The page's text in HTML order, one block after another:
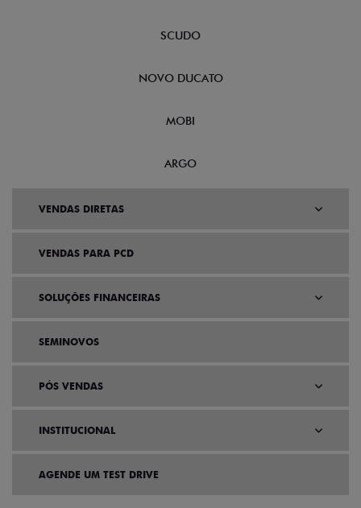
SCUDO
NOVO DUCATO
MOBI
ARGO
VENDAS DIRETAS
VENDAS PARA PCD
SOLUÇÕES FINANCEIRAS
SEMINOVOS
PÓS VENDAS
INSTITUCIONAL
AGENDE UM TEST DRIVE